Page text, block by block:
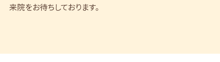
来院をお待ちしております。